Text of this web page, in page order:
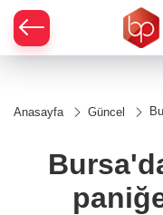
Anasayfa Güncel